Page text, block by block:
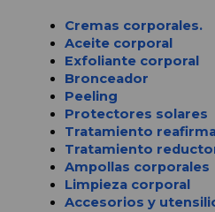
Cremas corporales.
Aceite corporal
Exfoliante corporal
Bronceador
Peeling
Protectores solares
Tratamiento
Tratamiento
Ampollas corporales
Limpieza corporal
Accesorios y